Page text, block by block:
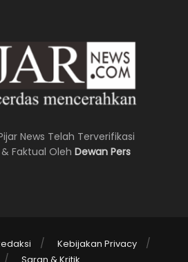
News Telah Terverifikasi
Faktual Oleh Dewan Pers
Kebijakan Privacy